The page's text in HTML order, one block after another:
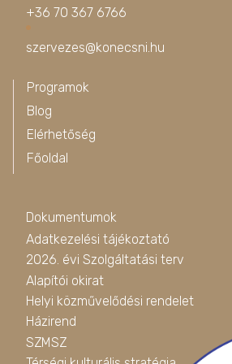
+36 70 367 6766
szervezes@konecsni.hu
Programok
Blog
Elérhetőség
Főoldal
Dokumentumok
Adatkezelési tájékoztató
2026. évi Szolgáltatási terv
Alapítói okirat
Helyi közművelődési rendelet
Házirend
SZMSZ